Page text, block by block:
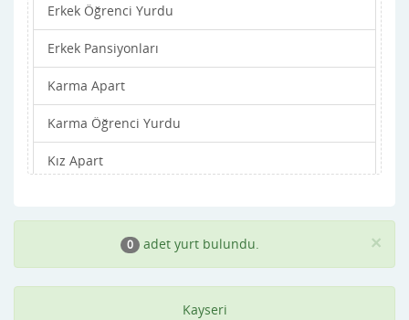
Sarıoğlan
Talas
Tomarza
Yahyalı
Yeşilhisar
Erkek Öğrenci Yurdu
Erkek Pansiyonları
Karma Apart
Karma Öğrenci Yurdu
Kız Apart
Kız Pansiyonları ×
0 adet yurt bulundu.
Kayseri